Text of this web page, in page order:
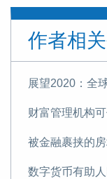
作者相
展望2020：全
财富管理机构
被金融裹挟的
数字货币有助